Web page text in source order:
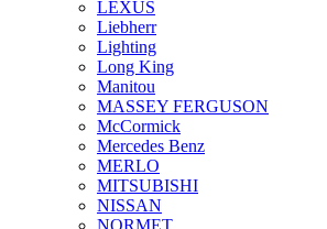
LEXUS
Liebherr
Lighting
Long King
Manitou
MASSEY FERGUSON
McCormick
Mercedes Benz
MERLO
MITSUBISHI
NISSAN
NORMET